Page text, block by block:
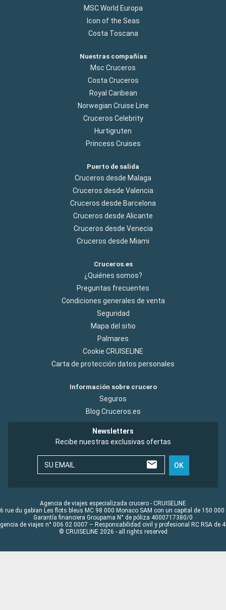
MSC World Europa
Icon of the Seas
Costa Toscana
Nuestras compañías
Msc Cruceros
Costa Cruceros
Royal Caribean
Norwegian Cruise Line
Cruceros Celebrity
Hurtigruten
Princess Cruises
Puerto de salida
Cruceros desde Malaga
Cruceros desde Valencia
Cruceros desde Barcelona
Cruceros desde Alicante
Cruceros desde Venecia
Cruceros desde Miami
Cruceros.es
¿Quiénes somos?
Preguntas frecuentes
Condiciones generales de venta
Seguridad
Mapa del sitio
Palmares
Cookie CRUISELINE
Carta de protección datos personales
Información sobre crucero
Seguros
Blog Cruceros.es
Newsletters
Recibe nuestras exclusivas ofertas
SU EMAIL OK
Agencia de viajes especializada crucero - CRUISELINE
rue du gabian Les flots bleus MC 98 000 Monaco SAM con un capital de 150 000
Garantía financiera Groupama N° de póliza 4000717380/0
de viajes n° 006 02 0007 – Responsabilidad civil y profesional RC RSA de
© CRUISELINE 2026 - all rights reserved